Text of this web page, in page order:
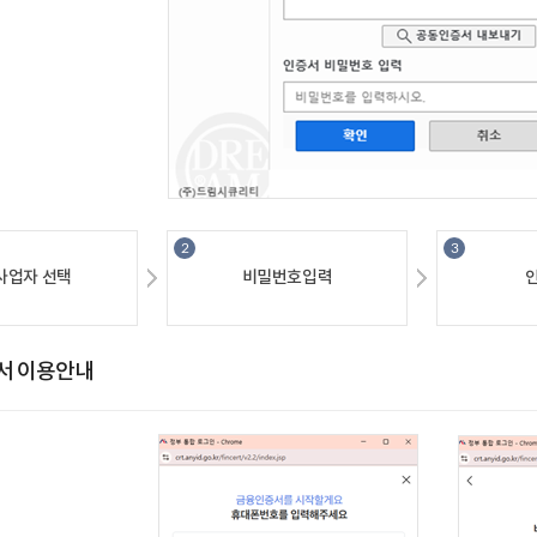
업자선택 비밀번호입력
이용안내